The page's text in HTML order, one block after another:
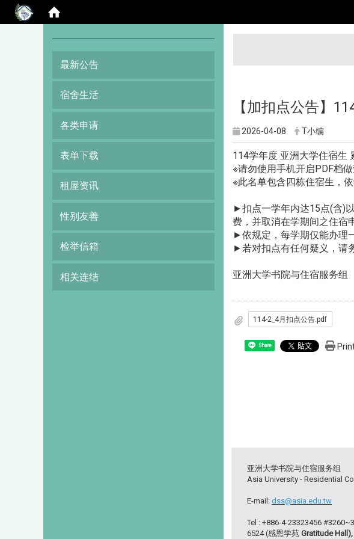
最新公告
宿舍生活
各类申请
表单下载
租屋资讯
性别友善
检举信箱
相关连结
【加扣点公告】
2026-04-08 T小编
114学年度 亚洲大学住宿生
※请勿使用手机开启PDF档
※此名单包含四栋住宿生，依
►扣点一学年内达15点(含)
费，并取消在学期间之住宿
►依规定，每学期仅能办理
►若对扣点有任何疑义，请
亚洲大学书院与住宿服务组
114-2_4月扣点公告.pdf
Share
亚洲大学书院与住宿服务组
Asia University - Residential
E-mail:dss@asia.edu.tw
Tel : +886-4-23323456
6524 (感恩学苑Gratitude